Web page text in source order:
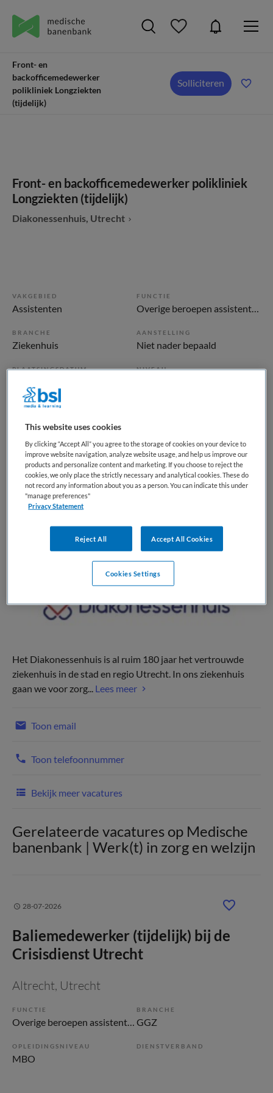
Front- en
backofficemedewerker
polikliniek Longziekten
(tijdelijk)
Solliciteren
Front- en backofficemedewerker polikliniek
Longziekten (tijdelijk)
Diakonessenhuis, Utrecht
VAKGEBIED
Assistenten
FUNCTIE
Overige beroepen assistenten
BRANCHE
Ziekenhuis
AANSTELLING
Niet nader bepaald
PLAATSINGSDATUM NIVEAU
ERVARING
Vacature niet beschikbaar
Deze vacature Front- en backofficemedewerker polikliniek
Longziekten (tijdelijk) bij Diakonessenhuis is niet meer
actueel. Hieronder staan enkele vergelijkbare vacatures die
voor u wellicht interessant zijn.
Het Diakonessenhuis is al ruim 180 jaar het vertrouwde
ziekenhuis in de stad en regio Utrecht. In ons ziekenhuis
gaan we voor zorg... Lees meer
Toon email
Toon telefoonnummer
Bekijk meer vacatures
Gerelateerde vacatures op Medische
banenbank | Werk(t) in zorg en welzijn
28-07-2026
Baliemedewerker (tijdelijk) bij de
Crisisdienst Utrecht
Altrecht, Utrecht
FUNCTIE
Overige beroepen assistenten
BRANCHE
GGZ
OPLEIDINGSNIVEAU
MBO
DIENSTVERBAND
This website uses cookies
By clicking “Accept All” you agree to the storage of cookies on your device to
improve website navigation, analyze website usage, and help us improve our
products and personalize content and marketing. If you choose to reject the
cookies, we only place the strictly necessary and analytical cookies. These do
not record any information about you as a person. You can indicate this under
"manage preferences"
Privacy Statement
Reject All Accept All Cookies
Cookies Settings